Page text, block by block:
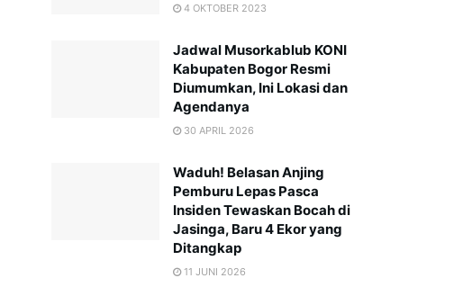
4 OKTOBER 2023
Jadwal Musorkablub KONI
Kabupaten Bogor Resmi
Diumumkan, Ini Lokasi dan
Agendanya
30 APRIL 2026
Waduh! Belasan Anjing
Pemburu Lepas Pasca
Insiden Tewaskan Bocah di
Jasinga, Baru 4 Ekor yang
Ditangkap
11 JUNI 2026